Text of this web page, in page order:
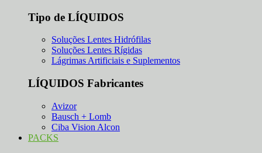
Tipo de LÍQUIDOS
Soluções Lentes Hidrófilas
Soluções Lentes Rígidas
Lágrimas Artificiais e Suplementos
LÍQUIDOS Fabricantes
Avizor
Bausch + Lomb
Ciba Vision Alcon
PACKS